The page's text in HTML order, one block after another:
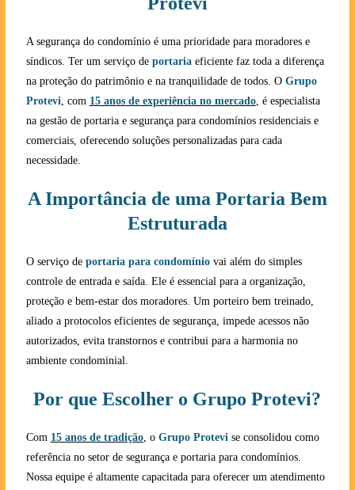
A segurança do condomínio é uma prioridade para moradores e
síndicos. Ter um serviço de portaria eficiente faz toda a diferença
na proteção do patrimônio e na tranquilidade de todos. O Grupo
Protevi, com 15 anos de experiência no mercado, é especialista
na gestão de portaria e segurança para condomínios residenciais e
comerciais, oferecendo soluções personalizadas para cada
necessidade.
A Importância de uma Portaria Bem
Estruturada
O serviço de portaria para condomíniovai além do simples
controle de entrada e saída. Ele é essencial para a organização,
proteção e bem-estar dos moradores. Um porteiro bem treinado,
aliado a protocolos eficientes de segurança, impede acessos não
autorizados, evita transtornos e contribui para a harmonia no
ambiente condominial.
Por que Escolher o Grupo Protevi?
Com 15 anos de tradição, o Grupo Protevise consolidou como
referência no setor de segurança e portaria para condomínios.
Nossa equipe é altamente capacitada para oferecer um atendimento